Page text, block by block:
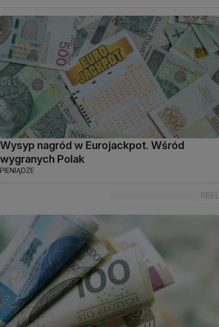
Wysyp nagród w Eurojackpot. Wśród
wygranych Polak
PIENIĄDZE